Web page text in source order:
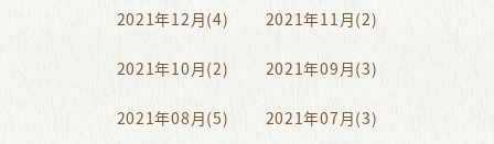
2021年12月(4) 2021年11月(2)
2021年10月(2) 2021年09月(3)
2021年08月(5) 2021年07月(3)